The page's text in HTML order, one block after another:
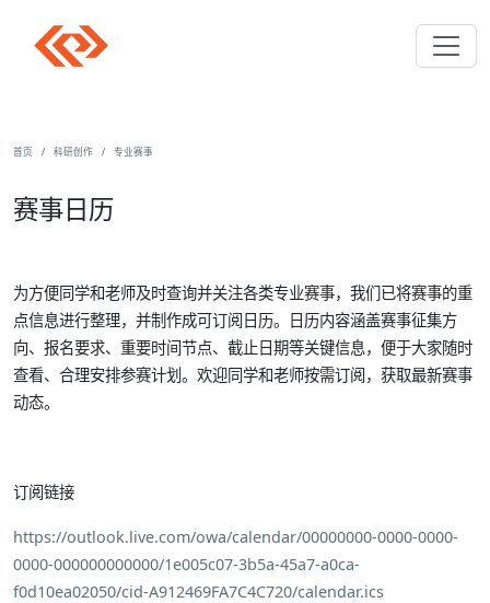
首页 科研创作 专业赛事
赛事日历
为方便同学和老师及时查询并关注各类专业赛事，我们已将赛事的重
点信息进行整理，并制作成可订阅日历。日历内容涵盖赛事征集方
向、报名要求、重要时间节点、截止日期等关键信息，便于大家随时
查看、合理安排参赛计划。欢迎同学和老师按需订阅，获取最新赛事
动态。
订阅链接
https://outlook.live.com/owa/calendar/00000000-0000-0000-
0000-000000000000/1e005c07-3b5a-45a7-a0ca-
f0d10ea02050/cid-A912469FA7C4C720/calendar.ics